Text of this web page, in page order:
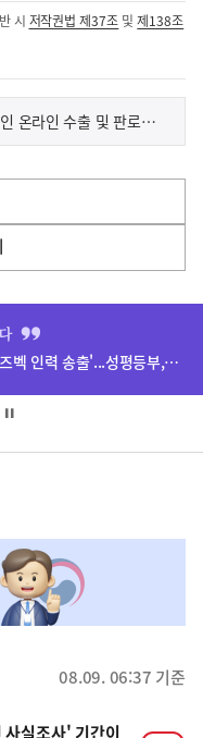
시 저작권법 제37조 및제138조
과기정통부-중기부, 중소기업·소상공인 온라인 수출 및 판로 확대를 위해 맞손 잡았다!
(설명) 프레시안, "인신매매방지법 걸린 '우즈벡 인력 송출'...성평등부,노동·법무부에 개선 요청" 관련
08.09. 06:37 기준
실조사' 기간이